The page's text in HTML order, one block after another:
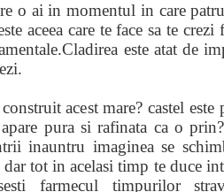
o ai in momentul in care
aceea care te face sa te crezi
este atat de
acest mare? castel este
pura si rafinata ca o
inauntru imaginea se
tot in acelasi timp te duce
farmecul timpurilor